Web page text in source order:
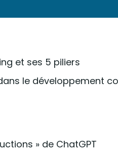
et ses 5 piliers
le développement
» de ChatGPT